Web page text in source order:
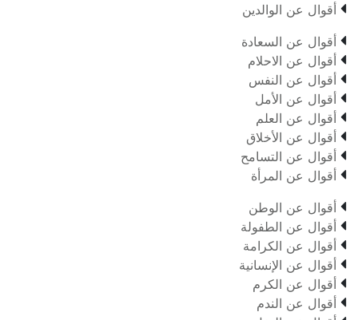
 أقوال عن الوالدين
 أقوال عن السعادة
 أقوال عن الاحلام
 أقوال عن النفس
 أقوال عن الأمل
 أقوال عن العلم
 أقوال عن الأخلاق
 أقوال عن التسامح
 أقوال عن المرأة
 أقوال عن الوطن
 أقوال عن الطفولة
 أقوال عن الكرامة
 أقوال عن الإنسانية
 أقوال عن الكرم
 أقوال عن الندم